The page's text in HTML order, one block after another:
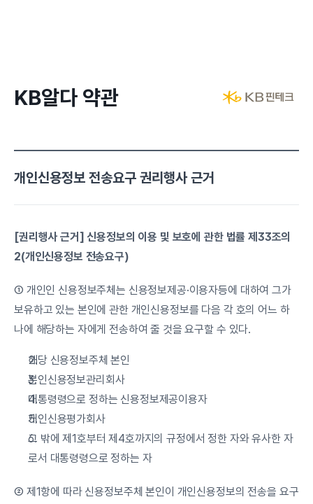
KB알다 약관
개인신용정보 전송요구 권리행사 근거
[권리행사 근거] 신용정보의 이용 및 보호에 관한 법률 제33조의
2(개인신용정보 전송요구)
① 개인인 신용정보주체는 신용정보제공·이용자등에 대하여 그가
보유하고 있는 본인에 관한 개인신용정보를 다음 각 호의 어느 하
나에 해당하는 자에게 전송하여 줄 것을 요구할 수 있다.
해당 신용정보주체 본인
본인신용정보관리회사
대통령령으로 정하는 신용정보제공이용자
개인신용평가회사
그 밖에 제1호부터 제4호까지의 규정에서 정한 자와 유사한 자
로서 대통령령으로 정하는 자
② 제1항에 따라 신용정보주체 본인이 개인신용정보의 전송을 요구